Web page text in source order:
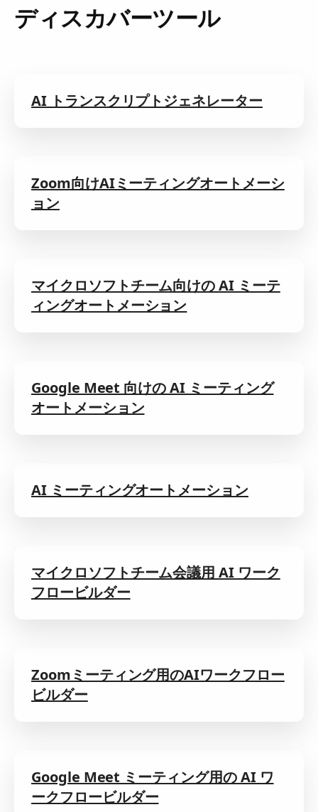
ディスカバーツール
AI トランスクリプトジェネレーター
Zoom向けAIミーティングオートメーシ
ョン
マイクロソフトチーム向けの AI ミーテ
ィングオートメーション
Google Meet 向けの AI ミーティング
オートメーション
AI ミーティングオートメーション
マイクロソフトチーム会議用 AI ワーク
フロービルダー
Zoomミーティング用のAIワークフロー
ビルダー
Google Meet ミーティング用の AI ワ
ークフロービルダー